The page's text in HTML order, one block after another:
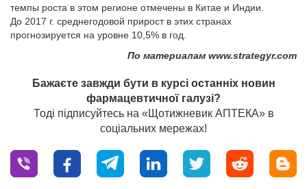
темпы роста в этом регионе отмечены в Китае и Индии.
До 2017 г. среднегодовой прирост в этих странах
прогнозируется на уровне 10,5% в год.
По материалам www.strategyr.com
Бажаєте завжди бути в курсі останніх новин
фармацевтичної галузі?
Тоді підписуйтесь на «Щотижневик АПТЕКА» в
соціальних мережах!